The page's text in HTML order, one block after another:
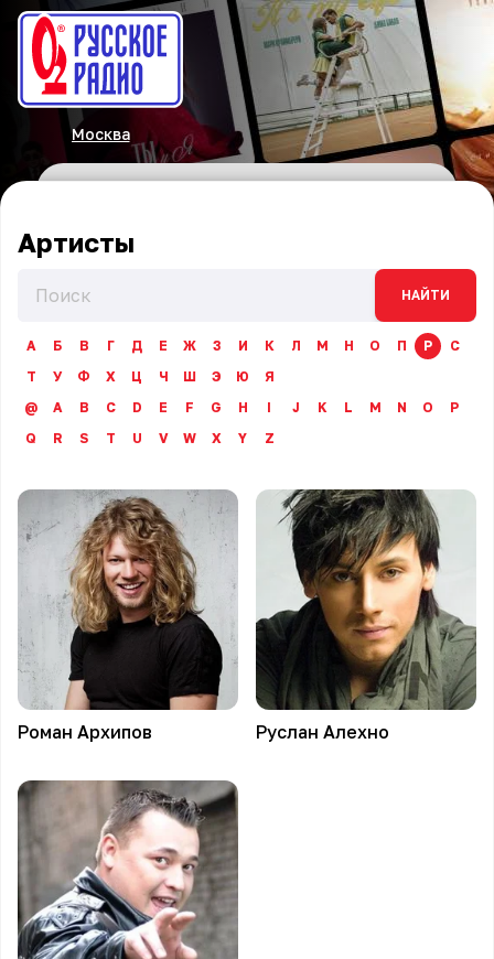
Москва
Артисты
НАЙТИ
А Б В Г Д Е Ж З И К Л М Н О П Р
С
Т
У Ф Х Ц Ч Ш Э Ю
Я
@
A B C D E F G H I J K L M N O
P
Q
R S T U V W X Y Z
Роман Архипов Руслан Алехно